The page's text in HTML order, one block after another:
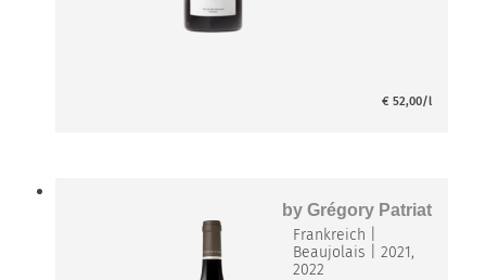
€ 52,00/l
by Grégory Patriat
Frankreich
Beaujolais |2021,
2022